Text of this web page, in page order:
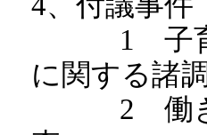
1 子育て
に関する諸
2 働き方